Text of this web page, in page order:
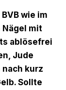
wie im
mit
ablösefrei
Jude
kurz
Sollte